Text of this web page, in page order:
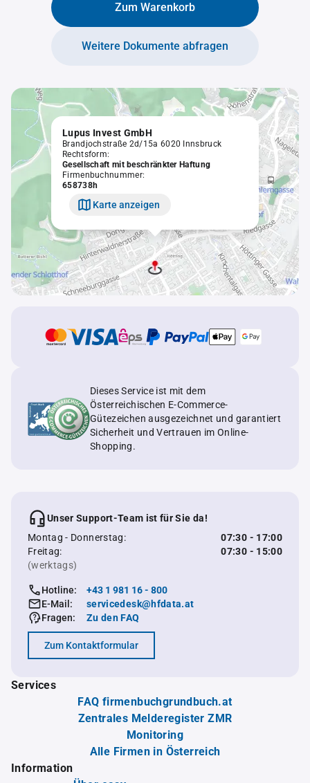
Zum Warenkorb
Weitere Dokumente abfragen
Lupus Invest GmbH
Brandjochstraße 2d/15a 6020 Innsbruck
Rechtsform:
Gesellschaft mit beschränkter Haftung
Firmenbuchnummer:
658738h
Karte anzeigen
Dieses Service ist mit dem
Österreichischen E-Commerce-
Gütezeichen ausgezeichnet und garantiert
Sicherheit und Vertrauen im Online-
Shopping.
Unser Support-Team ist für Sie da!
Montag - Donnerstag:
07:30 - 17:00
Freitag:
07:30 - 15:00
(werktags)
Hotline:
+43 1 981 16 - 800
E-Mail:
servicedesk@hfdata.at
Fragen:
Zu den FAQ
Zum Kontaktformular
Services
FAQ firmenbuchgrundbuch.at
Zentrales Melderegister ZMR
Monitoring
Alle Firmen in Österreich
Information